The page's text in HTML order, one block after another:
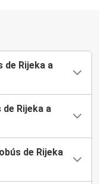
de Rijeka a
Rijeka a
de Rijeka